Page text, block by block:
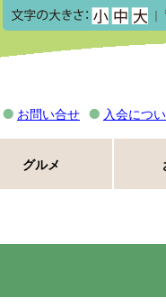
｜
お問い合せ 入会につ
グルメ